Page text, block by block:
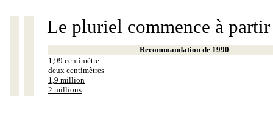
Le pluriel commence à
Recommandation de 1990
1,99 centimètre
deux centimètres
1,9 million
2 millions